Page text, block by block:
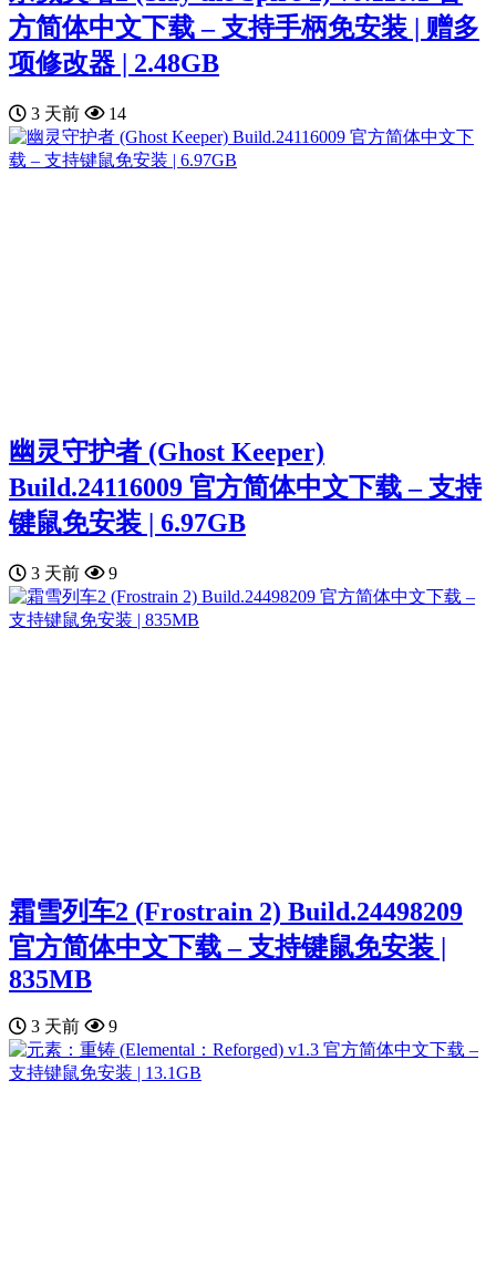
方简体中文下载 – 支持手柄免安装 | 赠多
项修改器 | 2.48GB
3 天前 14
幽灵守护者 (Ghost Keeper)
Build.24116009 官方简体中文下载 – 支持
键鼠免安装 | 6.97GB
3 天前 9
霜雪列车2 (Frostrain 2) Build.24498209
官方简体中文下载 – 支持键鼠免安装 |
835MB
3 天前 9